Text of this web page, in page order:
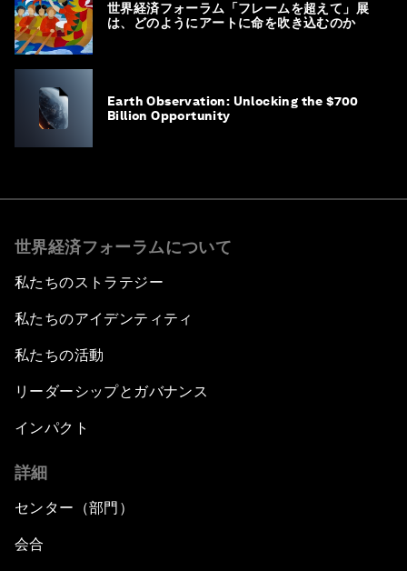
世界経済フォーラム「フレームを超えて」展
は、どのようにアートに命を吹き込むのか
Earth Observation: Unlocking the $700
Billion Opportunity
世界経済フォーラムについて
私たちのストラテジー
私たちのアイデンティティ
私たちの活動
リーダーシップとガバナンス
インパクト
詳細
センター（部門）
会合